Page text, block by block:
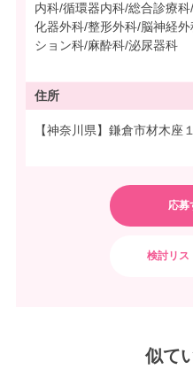
内科/循環器内科/総合診療
化器外科/整形外科/脳神経
ション科/麻酔科/泌尿器科
住所
【神奈川県】鎌倉市材木座
似て